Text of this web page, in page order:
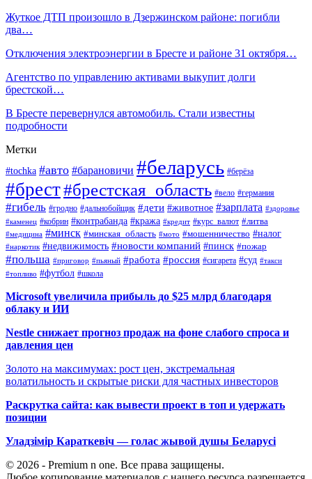
Жуткое ДТП произошло в Дзержинском районе: погибли
два…
Отключения электроэнергии в Бресте и районе 31 октября…
Агентство по управлению активами выкупит долги
брестской…
В Бресте перевернулся автомобиль. Стали известны
подробности
Метки
#tochka #авто #барановичи #беларусь #берёза
#брест#брестская_область #вело #германия
#гибель #гродно #дальнобойщик #дети #животное #зарплата #здоровье
#каменец #кобрин #контрабанда #кража #кредит #курс_валют #литва
#медицина #минск #минская_область #мото #мошенничество #налог
#наркотик #недвижимость #новости компаний #пинск #пожар
#польша #приговор #пьяный #работа #россия #сигарета #суд #такси
#топливо #футбол #школа
Microsoft увеличила прибыль до $25 млрд благодаря
облаку и ИИ
Nestle снижает прогноз продаж на фоне слабого спроса и
давления цен
Золото на максимумах: рост цен, экстремальная
волатильность и скрытые риски для частных инвесторов
Раскрутка сайта: как вывести проект в топ и удержать
позиции
Уладзімір Караткевіч — голас жывой душы Беларусі
© 2026 - Premium n one. Все права защищены.